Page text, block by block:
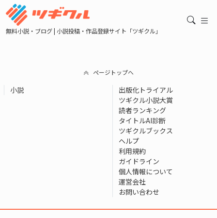
無料小説・ブログ | 小説投稿・作品登録サイト「ツギクル」
ページトップへ
小説
出版化トライアル
ツギクル小説大賞
読者ランキング
タイトルAI診断
ツギクルブックス
ヘルプ
利用規約
ガイドライン
個人情報について
運営会社
お問い合わせ